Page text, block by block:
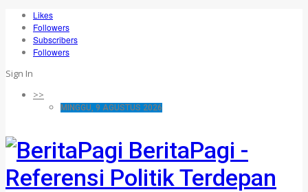
Likes
Followers
Subscribers
Followers
Sign In
>>
MINGGU, 9 AGUSTUS 2026
BeritaPagi -
Referensi Politik Terdepan